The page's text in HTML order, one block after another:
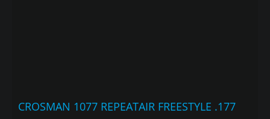
CROSMAN 1077 REPEATAIR FREESTYLE .177